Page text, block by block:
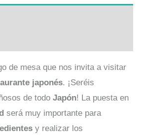
de mesa que nos invita a visitar
japonés. ¡Seréis
de todo Japón! La puesta en
será muy importante para
y realizar los